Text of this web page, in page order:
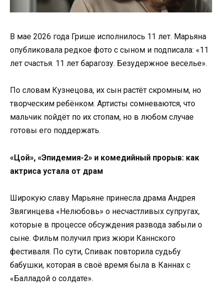
В мае 2026 года Грише исполнилось 11 лет. Марьяна
опубликовала редкое фото с сыном и подписала: «11
лет счастья. 11 лет барагозу. Безудержное веселье».
По словам Кузнецова, их сын растёт скромным, но
творческим ребёнком. Артисты сомневаются, что
мальчик пойдёт по их стопам, но в любом случае
готовы его поддержать.
«Цой», «Эпидемия-2» и комедийный прорыв: как
актриса устала от драм
Широкую славу Марьяне принесла драма Андрея
Звягинцева «Нелюбовь» о несчастливых супругах,
которые в процессе обсуждения развода забыли о
сыне. Фильм получил приз жюри Каннского
фестиваля. По сути, Спивак повторила судьбу
бабушки, которая в своё время была в Каннах с
«Балладой о солдате».